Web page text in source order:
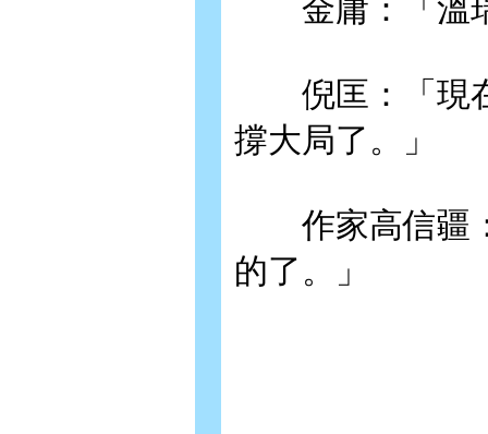
金庸：「溫瑞
倪匡：「現在
撐大局了。」
作家高信疆：
的了。」